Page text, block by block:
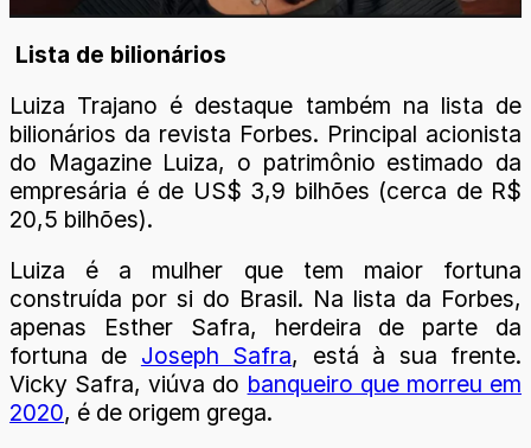
Lista de bilionários
Luiza Trajano é destaque também na lista de
bilionários da revista Forbes. Principal acionista
do Magazine Luiza, o patrimônio estimado da
empresária é de US$ 3,9 bilhões (cerca de R$
20,5 bilhões).
Luiza é a mulher que tem maior fortuna
construída por si do Brasil. Na lista da Forbes,
apenas Esther Safra, herdeira de parte da
fortuna de Joseph Safra, está à sua frente.
Vicky Safra, viúva do banqueiro que morreu em
2020, é de origem grega.